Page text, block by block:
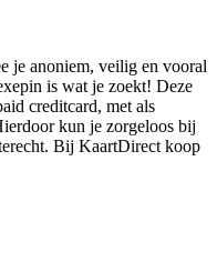
je anoniem, veilig en vooral
is wat je zoekt! Deze
creditcard, met als
kun je zorgeloos bij
Bij KaartDirect koop